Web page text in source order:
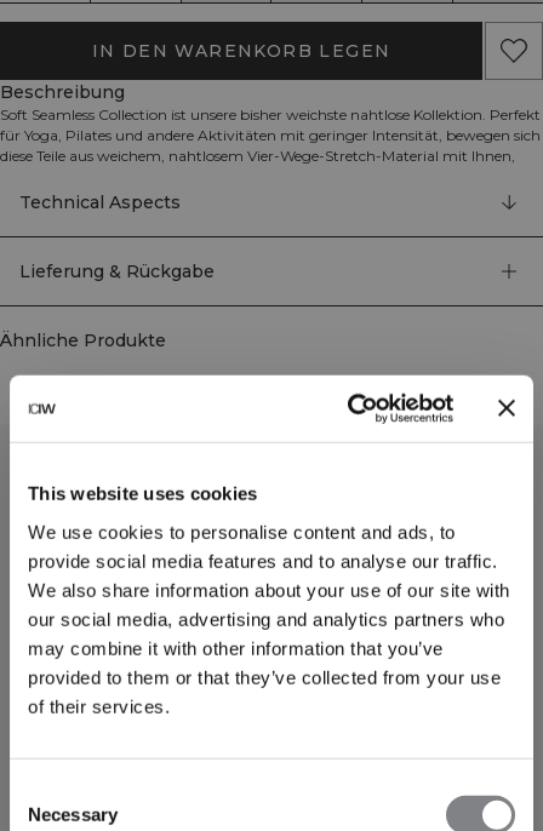
This website uses cookies
We use cookies to personalise content and ads, to
provide social media features and to analyse our traffic.
We also share information about your use of our site with
our social media, advertising and analytics partners who
may combine it with other information that you’ve
provided to them or that they’ve collected from your use
of their services.
Selection
Necessary
IN DEN WARENKORB LEGEN
Beschreibung
Soft Seamless Collection ist unsere bisher weichste nahtlose Kollektion. Perfekt
für Yoga, Pilates und andere Aktivitäten mit geringer Intensität, bewegen sich
diese Teile aus weichem, nahtlosem Vier-Wege-Stretch-Material mit Ihnen,
Rippstrick, um Ihre Fortschritte weiter zu betonen. Nahtloser Sport-BH mit
leichter Unterstützung. Dieser Sport-BH hat ein attraktives Wickeldesign an
der Vorderseite mit einem tiefen V-Ausschnitt, perfekt für Aktivitäten mit
Trägern, und das weiche Material weist gestrickte Details auf. Der BH verfügt
Polyamid, 45% Recyceltes Polyester, 7% Elastan
Technical Aspects
Lieferung & Rückgabe
Ähnliche Produkte